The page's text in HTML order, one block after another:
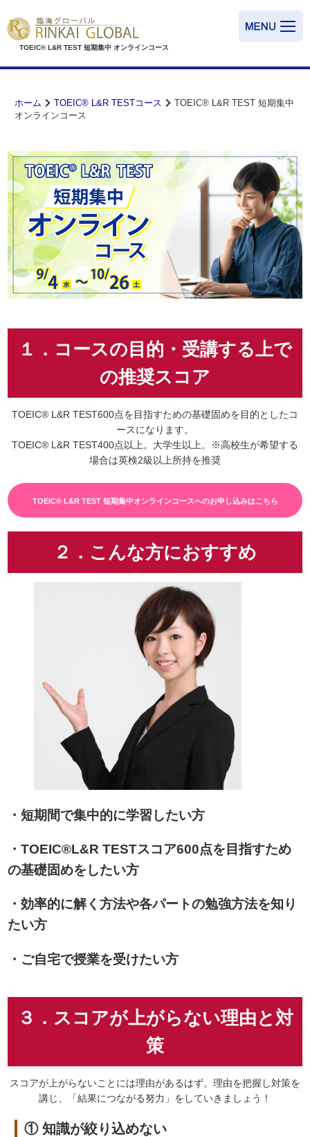
TOEIC® L&R TEST 短期集中 オンラインコース
ホーム TOEIC® L&R TESTコース
TOEIC® L&R TEST 短期集中
オンラインコース
１．コースの目的・受講する上で
の推奨スコア
TOEIC® L&R TEST600点を目指すための基礎固めを目的としたコ
ースになります。
TOEIC® L&R TEST400点以上。大学生以上。※高校生が希望する
場合は英検2級以上所持を推奨
TOEIC® L&R TEST 短期集中オンラインコースへのお申し込みはこちら
２．こんな方におすすめ
・短期間で集中的に学習したい方
・TOEIC®L&R TESTスコア600点を目指すため
の基礎固めをしたい方
・効率的に解く方法や各パートの勉強方法を知り
たい方
・ご自宅で授業を受けたい方
３．スコアが上がらない理由と対
策
スコアが上がらないことには理由があるはず。理由を把握し対策を
講じ、「結果につながる努力」をしていきましょう！
① 知識が絞り込めない